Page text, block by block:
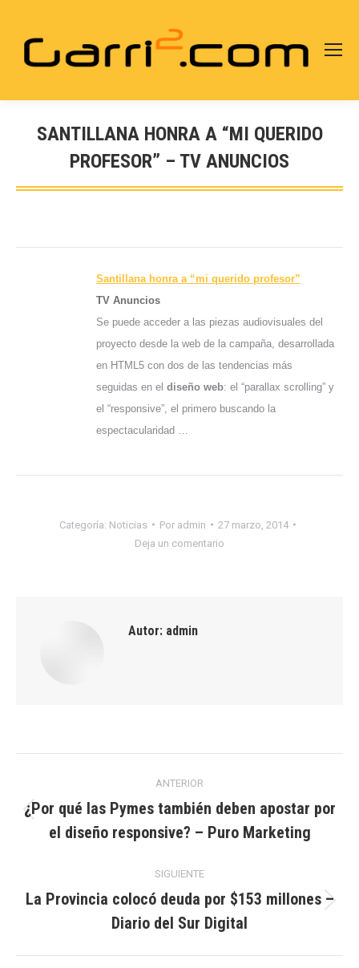
SANTILLANA HONRA A “MI QUERIDO
PROFESOR” – TV ANUNCIOS
Estás aquí:
Santillana honra a “mi querido profesor”
TV Anuncios
Se puede acceder a las piezas audiovisuales del
proyecto desde la web de la campaña, desarrollada
en HTML5 con dos de las tendencias más
seguidas en el diseño web: el “parallax scrolling” y
el “responsive”, el primero buscando la
espectacularidad …
Categoría: Noticias Por admin
27 marzo, 2014
Deja un comentario
Autor: admin
entre
publicaciones
ANTERIOR
Publicación
anterior:
¿Por qué las Pymes también deben apostar por
el diseño responsive? – Puro Marketing
SIGUIENTE
Publicación
siguiente:
La Provincia colocó deuda por $153 millones –
Diario del Sur Digital